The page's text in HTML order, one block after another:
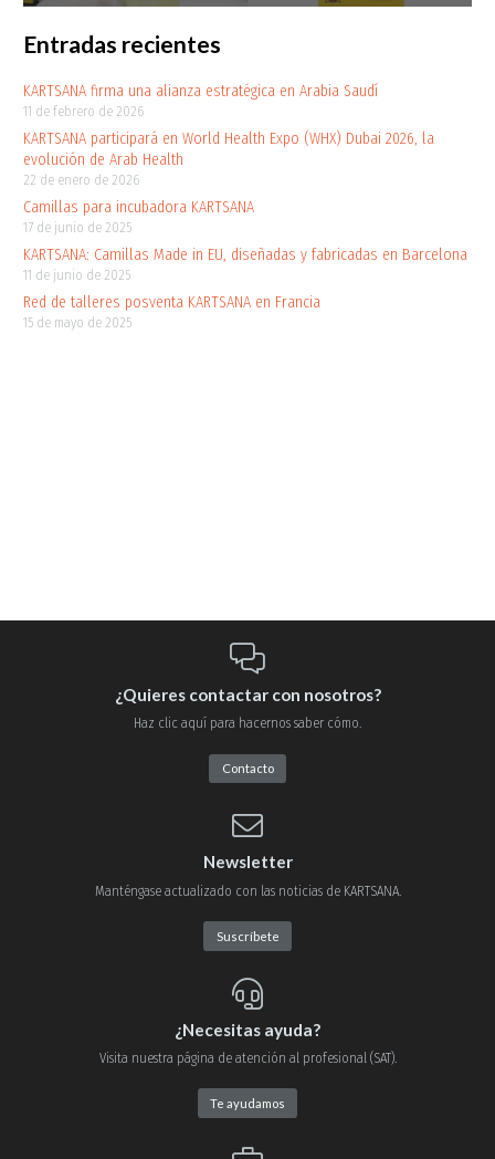
Entradas recientes
KARTSANA firma una alianza estratégica en Arabia Saudí
11 de febrero de 2026
KARTSANA participará en World Health Expo (WHX) Dubai 2026, la
evolución de Arab Health
22 de enero de 2026
Camillas para incubadora KARTSANA
17 de junio de 2025
KARTSANA: Camillas Made in EU, diseñadas y fabricadas en Barcelona
11 de junio de 2025
Red de talleres posventa KARTSANA en Francia
15 de mayo de 2025
¿Quieres contactar con nosotros?
Haz clic aquí para hacernos saber cómo.
Contacto
Newsletter
Manténgase actualizado con las noticias de KARTSANA.
Suscríbete
¿Necesitas ayuda?
Visita nuestra página de atención al profesional (SAT).
Te ayudamos